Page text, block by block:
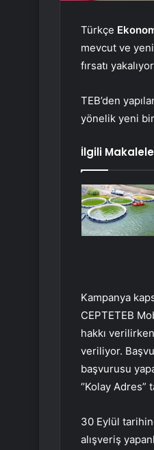
Türkçe
mevcut ve
fırsatı
TEB’den
yönelik yeni
İlgili
Kampanya
CEPTETEB
hakkı
veriliyor.
başvurusu
“Kolay Adres”
30 Eylül
alışveriş